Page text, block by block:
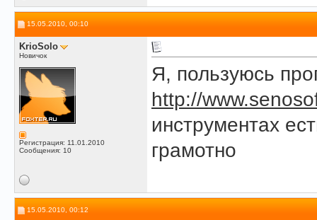
15.05.2010, 00:10
KrioSolo
Новичок
Регистрация: 11.01.2010
Сообщения: 10
Я, пользуюсь
http://
инструментах
грамотно
15.05.2010, 00:12